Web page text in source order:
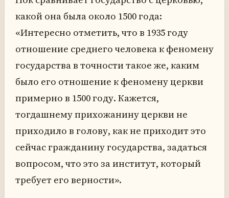
какой она была около 1500 года:
«Интересно отметить, что в 1935 году
отношение среднего человека к феномену
государства в точности такое же, каким
было его отношение к феномену церкви
примерно в 1500 году. Кажется,
тогдашнему прихожанину церкви не
приходило в голову, как не приходит это
сейчас гражданину государства, задаться
вопросом, что это за институт, который
требует его верности».